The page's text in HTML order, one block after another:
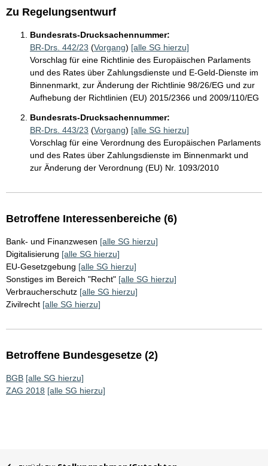
Zu Regelungsentwurf
Bundesrats-Drucksachennummer:
BR-Drs. 442/23 (Vorgang) [alle SG hierzu]
Vorschlag für eine Richtlinie des Europäischen Parlaments
und des Rates über Zahlungsdienste und E-Geld-Dienste im
Binnenmarkt, zur Änderung der Richtlinie 98/26/EG und zur
Aufhebung der Richtlinien (EU) 2015/2366 und 2009/110/EG
Bundesrats-Drucksachennummer:
BR-Drs. 443/23 (Vorgang) [alle SG hierzu]
Vorschlag für eine Verordnung des Europäischen Parlaments
und des Rates über Zahlungsdienste im Binnenmarkt und
zur Änderung der Verordnung (EU) Nr. 1093/2010
Betroffene Interessenbereiche (6)
Bank- und Finanzwesen [alle SG hierzu]
Digitalisierung [alle SG hierzu]
EU-Gesetzgebung [alle SG hierzu]
Sonstiges im Bereich "Recht" [alle SG hierzu]
Verbraucherschutz [alle SG hierzu]
Zivilrecht [alle SG hierzu]
Betroffene Bundesgesetze (2)
BGB [alle SG hierzu]
ZAG 2018 [alle SG hierzu]